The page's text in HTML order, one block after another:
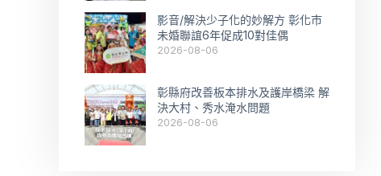
影音/解決少子化的妙解方 彰化市
未婚聯誼6年促成10對佳偶
2026-08-06
彰縣府改善板本排水及護岸橋梁 解
決大村、秀水淹水問題
2026-08-06